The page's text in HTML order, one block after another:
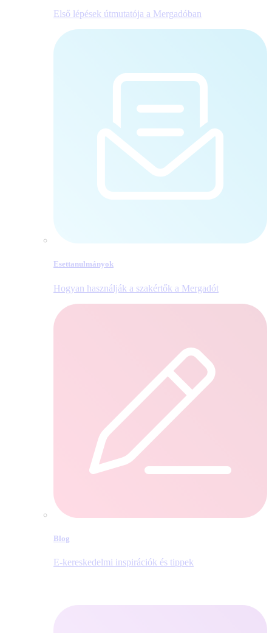
Első lépések útmutatója a Mergadóban
Esettanulmányok
Hogyan használják a szakértők a Mergadót
Blog
E‑kereskedelmi inspirációk és tippek